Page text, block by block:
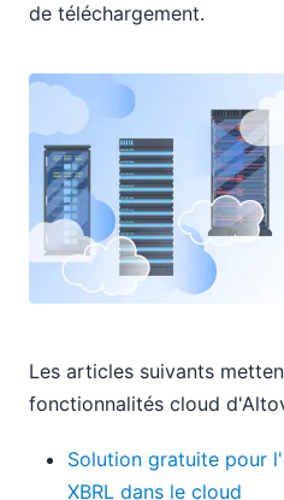
de téléchargement.
Les articles suivants
fonctionnalités cloud
Solution gratuite pour
XBRL dans le cloud